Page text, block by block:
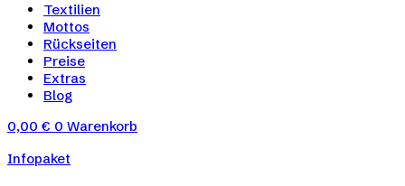
Textilien
Mottos
Rückseiten
Preise
Extras
Blog
0,00 € 0 Warenkorb
Infopaket